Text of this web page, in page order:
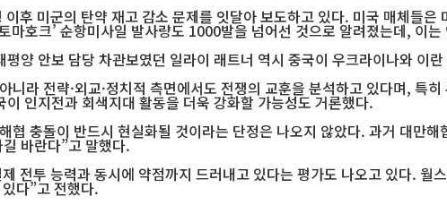
후 미군의 탄약 재고 감소 문제를 잇달아 보도하고 있다. 미국 매체들
마호크’ 순항미사일 발사량도 1000발을 넘어선 것으로 알려졌는데, 이
평양 안보 담당 차관보였던 일라이 래트너 역시 중국이 우크라이나와
니라 전략·외교·정치적 측면에서도 전쟁의 교훈을 분석하고 있다며, 특
인지전과 회색지대 활동을 더욱 강화할 가능성도 거론했다.
협 충돌이 반드시 현실화될 것이라는 단정은 나오지 않았다. 과거 대만
바란다”고 말했다.
전투 능력과 동시에 약점까지 드러내고 있다는 평가도 나오고 있다.
다”고 전했다.